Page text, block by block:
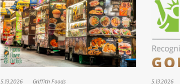
5.13.2026 Griffith Foods 5.13.2026